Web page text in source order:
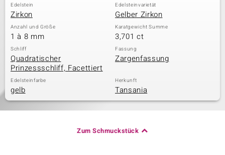
Edelstein
Zirkon
Edelsteinvarietät
Gelber Zirkon
Anzahl und Größe
1 à 8 mm
Karatgewicht Summe
3,701 ct
Schliff
Quadratischer
Prinzessschliff, Facettiert
Fassung
Zargenfassung
Edelsteinfarbe
gelb
Herkunft
Tansania
Zum Schmuckstück